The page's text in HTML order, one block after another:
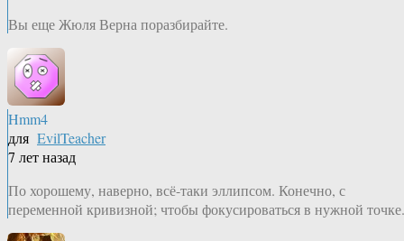
Вы еще Жюля Верна поразбирайте.
Hmm4
для EvilTeacher
7 лет назад
По хорошему, наверно, всё-таки эллипсом. Конечно, с
переменной кривизной; чтобы фокусироваться в нужной точке.